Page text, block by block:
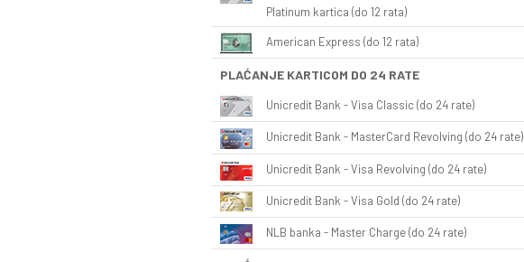
Platinum kartica (do 12 rata)
American Express (do 12 rata)
PLAĆANJE KARTICOM DO 24 RATE
Unicredit Bank - Visa Classic (do 24 rate)
Unicredit Bank - MasterCard Revolving (do 24 rate)
Unicredit Bank - Visa Revolving (do 24 rate)
Unicredit Bank - Visa Gold (do 24 rate)
NLB banka - Master Charge (do 24 rate)